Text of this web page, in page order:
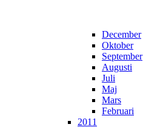
December
Oktober
September
Augusti
Juli
Maj
Mars
Februari
2011